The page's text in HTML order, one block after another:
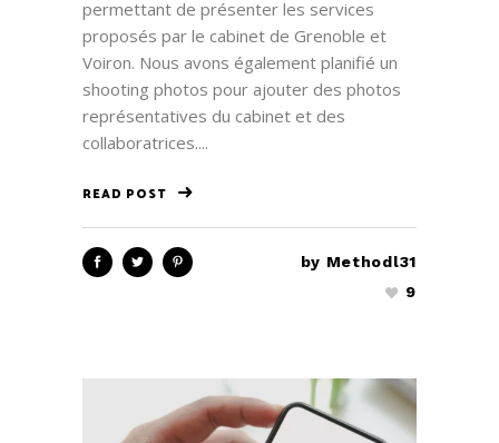
permettant de présenter les services
proposés par le cabinet de Grenoble et
Voiron. Nous avons également planifié un
shooting photos pour ajouter des photos
représentatives du cabinet et des
collaboratrices....
READ POST
by Methodl31
9